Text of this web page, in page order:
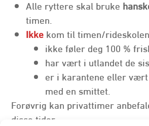
Alle ryttere skal bruke
timen.
Ikkekom til timen/
ikke føler deg 100 %
har vært i utlandet de
er i karantene eller
med en smittet.
Forøvrig kan privattimer
disse tider.